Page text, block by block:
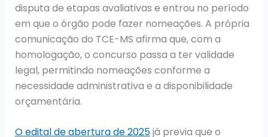
disputa de etapas avaliativas e entrou no período
em que o órgão pode fazer nomeações. A própria
comunicação do TCE-MS afirma que, com a
homologação, o concurso passa a ter validade
legal, permitindo nomeações conforme a
necessidade administrativa e a disponibilidade
orçamentária.
O edital de abertura de 2025já previa que o